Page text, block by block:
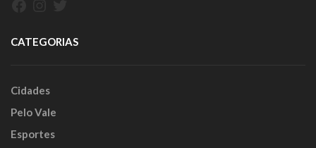
CATEGORIAS
Cidades
Pelo Vale
Esportes